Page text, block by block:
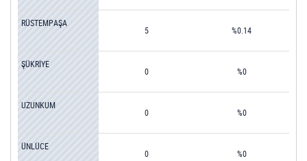
RÜSTEMPAŞA
5 %0.14
ŞÜKRİYE
0 %0
UZUNKUM
0 %0
ÜNLÜCE
0 %0